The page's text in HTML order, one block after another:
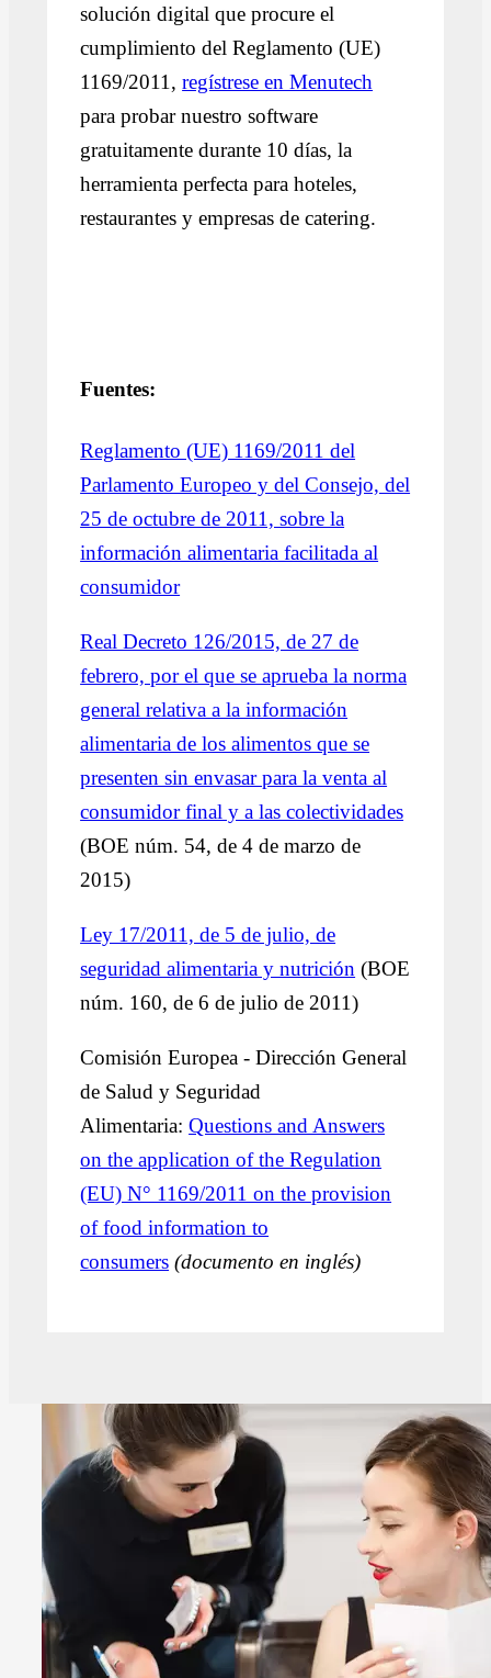
solución digital que procure el
cumplimiento del Reglamento (UE)
1169/2011,regístrese en Menutech
para probar nuestro software
gratuitamente durante 10 días, la
herramienta perfecta para hoteles,
restaurantes y empresas de catering.
Fuentes:
Reglamento (UE) 1169/2011 del
Parlamento Europeo y del Consejo, del
25 de octubre de 2011, sobre la
información alimentaria facilitada al
consumidor
Real Decreto 126/2015, de 27 de
febrero, por el que se aprueba la norma
general relativa a la información
alimentaria de los alimentos que se
presenten sin envasar para la venta al
consumidor final y a las colectividades
(BOE núm. 54, de 4 de marzo de
2015)
Ley 17/2011, de 5 de julio, de
seguridad alimentaria y nutrición (BOE
núm. 160, de 6 de julio de 2011)
Comisión Europea - Dirección General
de Salud y Seguridad
Alimentaria:Questions and Answers
on the application of the Regulation
(EU) N° 1169/2011 on the provision
of food information to
consumers (documento en inglés)